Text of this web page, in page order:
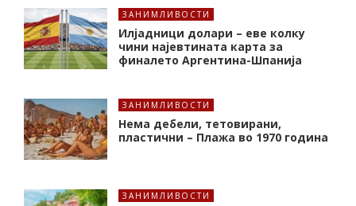
ЗАНИМЛИВОСТИ
Илјадници долари – еве колку
чини најевтината карта за
финалето Аргентина-Шпанија
ЗАНИМЛИВОСТИ
Нема дебели, тетовирани,
пластични – Плажа во 1970 година
ЗАНИМЛИВОСТИ